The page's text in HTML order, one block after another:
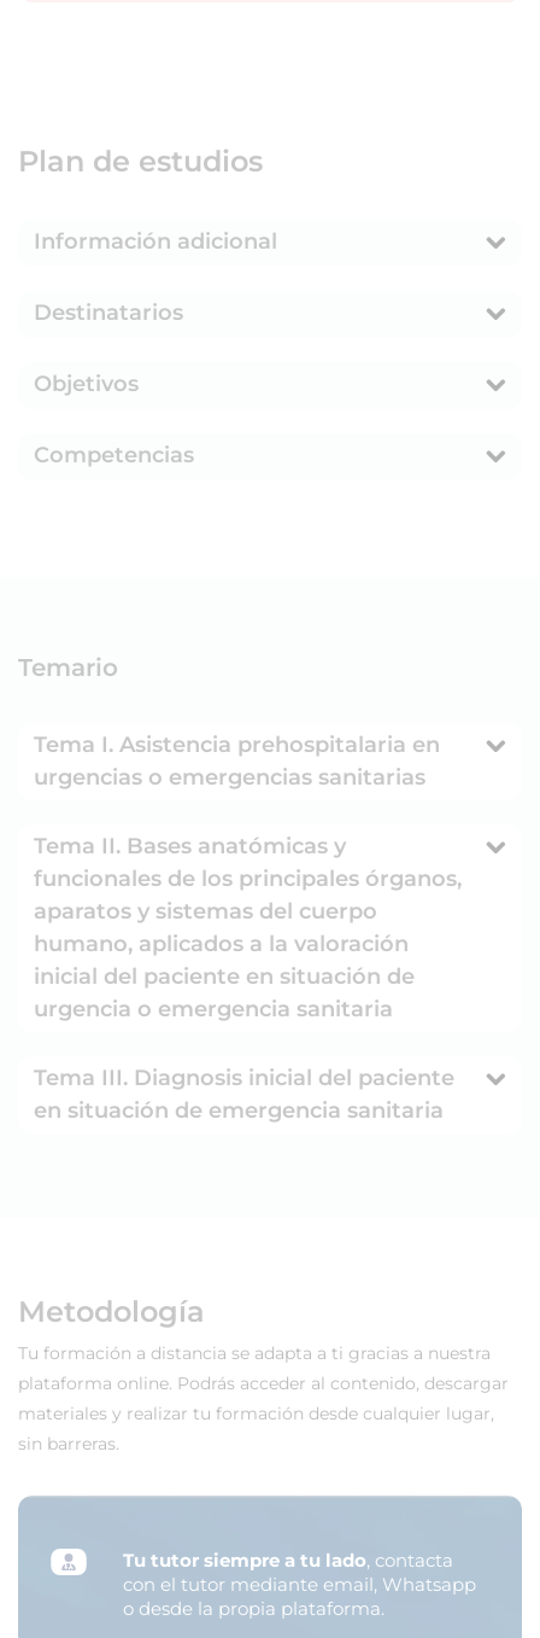
Plan de estudios
Información adicional
Destinatarios
Objetivos
Competencias
Temario
Tema I. Asistencia prehospitalaria en
urgencias o emergencias sanitarias
Tema II. Bases anatómicas y
funcionales de los principales órganos,
aparatos y sistemas del cuerpo
humano, aplicados a la valoración
inicial del paciente en situación de
urgencia o emergencia sanitaria
Tema III. Diagnosis inicial del paciente
en situación de emergencia sanitaria
Metodología
Tu formación a distancia se adapta a ti gracias a nuestra
plataforma online. Podrás acceder al contenido, descargar
materiales y realizar tu formación desde cualquier lugar,
sin barreras.
Tu tutor siempre a tu lado, contacta
con el tutor mediante email, Whatsapp
o desde la propia plataforma.